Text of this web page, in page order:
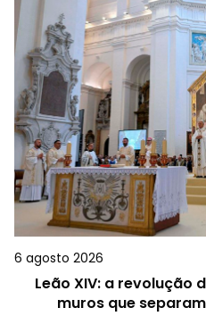
6 agosto 2026
Leão XIV: a revolução
muros que